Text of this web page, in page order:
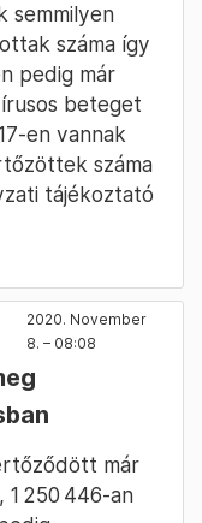
semmilyen
száma így
pedig már
beteget
en vannak
száma
tájékoztató
2020. November
8. – 08:08
már
1 250 446-an